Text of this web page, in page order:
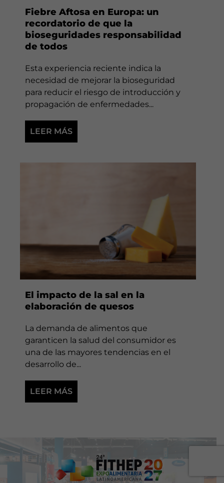
Fiebre Aftosa en Europa: un
recordatorio de que la
bioseguridades responsabilidad
de todos
Esta experiencia reciente indica la
necesidad de mejorar la bioseguridad
para reducir el riesgo de introducción y
propagación de enfermedades...
LEER MÁS
El impacto de la sal en la
elaboración de quesos
La demanda de alimentos que
garanticen la salud del consumidor es
una de las mayores tendencias en el
desarrollo de...
LEER MÁS